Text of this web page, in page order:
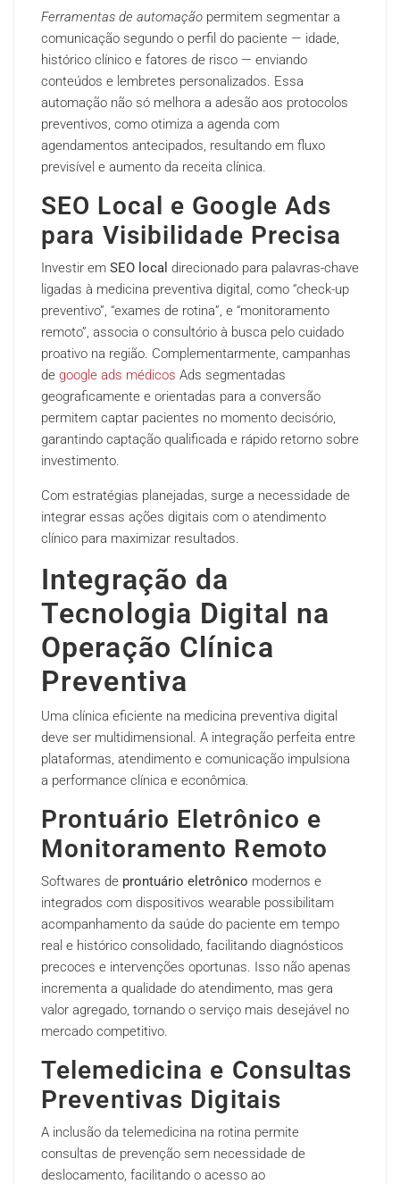
Ferramentas de automação permitem segmentar a
comunicação segundo o perfil do paciente — idade,
histórico clínico e fatores de risco — enviando
conteúdos e lembretes personalizados. Essa
automação não só melhora a adesão aos protocolos
preventivos, como otimiza a agenda com
agendamentos antecipados, resultando em fluxo
previsível e aumento da receita clínica.
SEO Local e Google Ads
para Visibilidade Precisa
Investir em SEO local direcionado para palavras-chave
ligadas à medicina preventiva digital, como “check-up
preventivo”, “exames de rotina”, e “monitoramento
remoto”, associa o consultório à busca pelo cuidado
proativo na região. Complementarmente, campanhas
de google ads médicos Ads segmentadas
geograficamente e orientadas para a conversão
permitem captar pacientes no momento decisório,
garantindo captação qualificada e rápido retorno sobre
investimento.
Com estratégias planejadas, surge a necessidade de
integrar essas ações digitais com o atendimento
clínico para maximizar resultados.
Integração da
Tecnologia Digital na
Operação Clínica
Preventiva
Uma clínica eficiente na medicina preventiva digital
deve ser multidimensional. A integração perfeita entre
plataformas, atendimento e comunicação impulsiona
a performance clínica e econômica.
Prontuário Eletrônico e
Monitoramento Remoto
Softwares de prontuário eletrônico modernos e
integrados com dispositivos wearable possibilitam
acompanhamento da saúde do paciente em tempo
real e histórico consolidado, facilitando diagnósticos
precoces e intervenções oportunas. Isso não apenas
incrementa a qualidade do atendimento, mas gera
valor agregado, tornando o serviço mais desejável no
mercado competitivo.
Telemedicina e Consultas
Preventivas Digitais
A inclusão da telemedicina na rotina permite
consultas de prevenção sem necessidade de
deslocamento, facilitando o acesso ao